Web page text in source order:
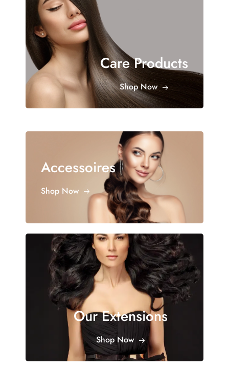
Care Products
Shop Now
Accessoires
Shop Now
Our Extensions
Shop Now